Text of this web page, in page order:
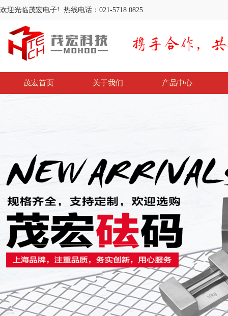
欢迎光临茂宏电子! 热线电话：021-5718 0825
茂宏首页 关于我们 产品中心